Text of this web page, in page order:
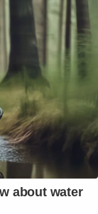
about water